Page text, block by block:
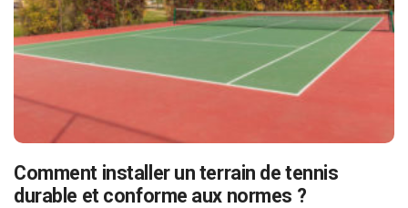
Comment installer un terrain de tennis
durable et conforme aux normes ?